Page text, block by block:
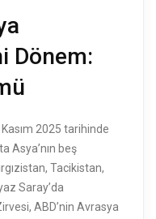
Dönem:
2025 tarihinde
Asya’nın beş
Tacikistan,
Saray’da
ABD’nin Avrasya